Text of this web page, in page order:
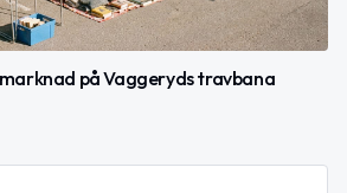
på Vaggeryds travbana